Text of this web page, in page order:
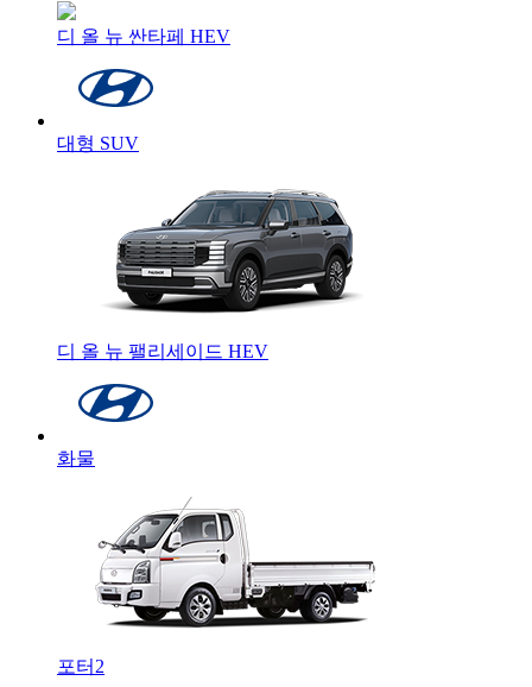
디 올 뉴 싼타페 HEV
대형 SUV
디 올 뉴 팰리세이드 HEV
화물
포터2